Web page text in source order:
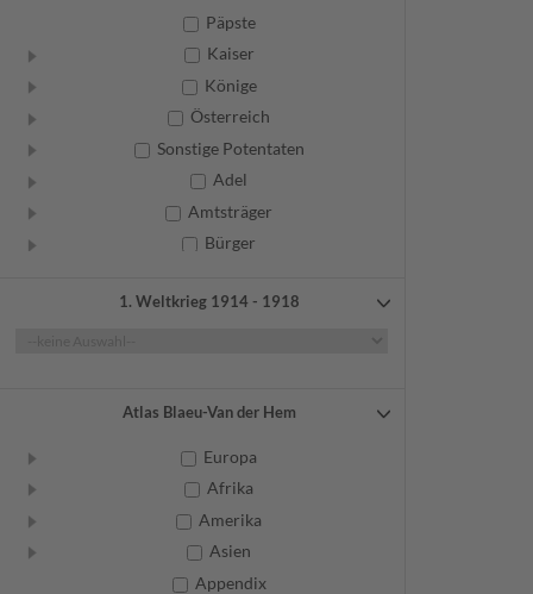
Päpste
Kaiser
Könige
Österreich
Sonstige Potentaten
Adel
Amtsträger
Bürger
Geistliche
Weitere
1. Weltkrieg 1914 - 1918
Atlas Blaeu-Van der Hem
Europa
Afrika
Amerika
Asien
Appendix